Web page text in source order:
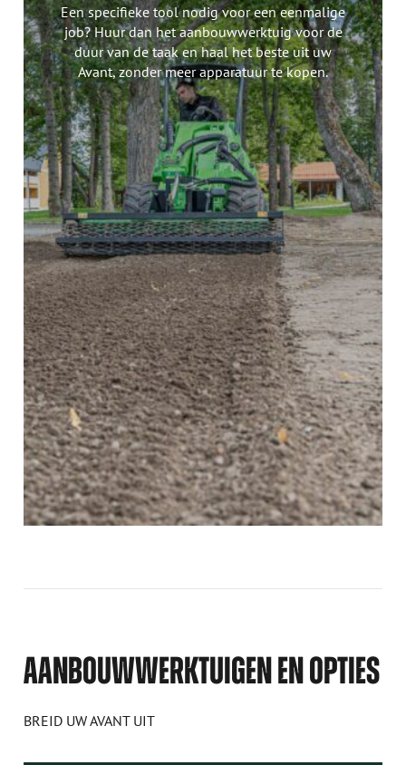
Een specifieke tool nodig voor een eenmalige
job? Huur dan het aanbouwwerktuig voor de
duur van de taak en haal het beste uit uw
Avant, zonder meer apparatuur te kopen.
AANBOUWWERKTUIGEN EN OPTIES
BREID UW AVANT UIT